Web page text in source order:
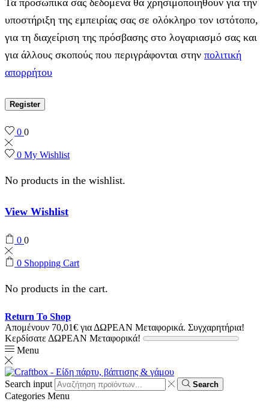
υποστήριξη της εμπειρίας σας σε ολόκληρο τον ιστότοπο,
για τη διαχείριση της πρόσβασης στο λογαριασμό σας και
για άλλους σκοπούς που περιγράφονται στην πολιτική
απορρήτου
Register
0 0
0 My Wishlist
No products in the wishlist.
View Wishlist
0 0
0 Shopping Cart
No products in the cart.
Return To Shop
Απομένουν 70,01€ για ΔΩΡΕΑΝ Μεταφορικά. Συγχαρητήρια!
Κερδίσατε ΔΩΡΕΑΝ Μεταφορικά!
Menu
Search input Search
Categories Menu